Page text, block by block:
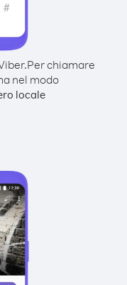
Per chiamare
nel modo
locale